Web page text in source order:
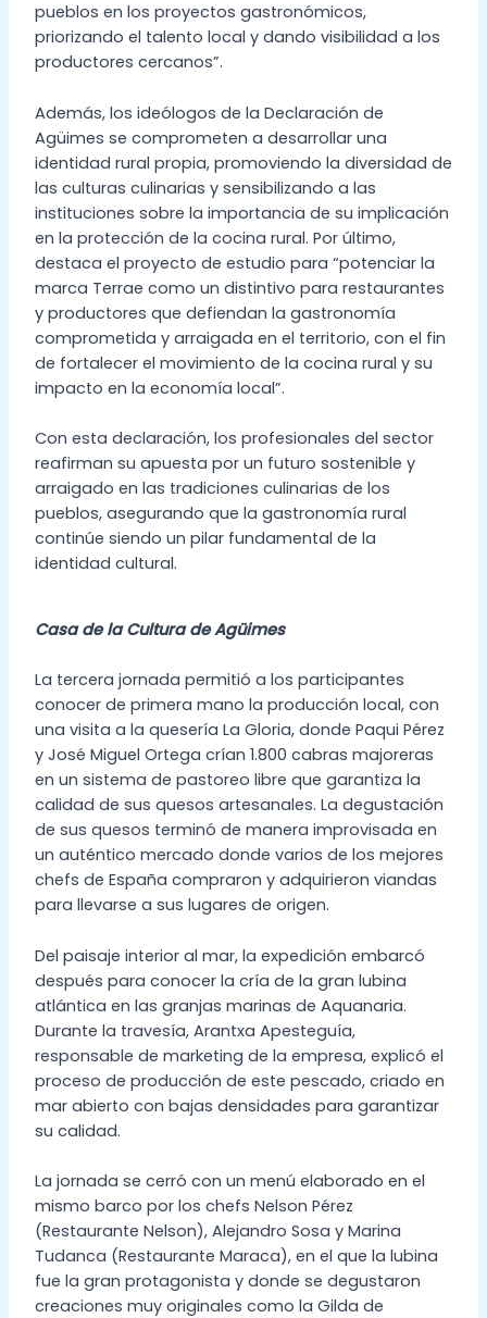
pueblos en los proyectos gastronómicos,
priorizando el talento local y dando visibilidad a los
productores cercanos”.
Además, los ideólogos de la Declaración de
Agüimes se comprometen a desarrollar una
identidad rural propia, promoviendo la diversidad de
las culturas culinarias y sensibilizando a las
instituciones sobre la importancia de su implicación
en la protección de la cocina rural. Por último,
destaca el proyecto de estudio para “potenciar la
marca Terrae como un distintivo para restaurantes
y productores que defiendan la gastronomía
comprometida y arraigada en el territorio, con el fin
de fortalecer el movimiento de la cocina rural y su
impacto en la economía local”.
Con esta declaración, los profesionales del sector
reafirman su apuesta por un futuro sostenible y
arraigado en las tradiciones culinarias de los
pueblos, asegurando que la gastronomía rural
continúe siendo un pilar fundamental de la
identidad cultural.
Casa de la Cultura de Agüimes
La tercera jornada permitió a los participantes
conocer de primera mano la producción local, con
una visita a la quesería La Gloria, donde Paqui Pérez
y José Miguel Ortega crían 1.800 cabras majoreras
en un sistema de pastoreo libre que garantiza la
calidad de sus quesos artesanales. La degustación
de sus quesos terminó de manera improvisada en
un auténtico mercado donde varios de los mejores
chefs de España compraron y adquirieron viandas
para llevarse a sus lugares de origen.
Del paisaje interior al mar, la expedición embarcó
después para conocer la cría de la gran lubina
atlántica en las granjas marinas de Aquanaria.
Durante la travesía, Arantxa Apesteguía,
responsable de marketing de la empresa, explicó el
proceso de producción de este pescado, criado en
mar abierto con bajas densidades para garantizar
su calidad.
La jornada se cerró con un menú elaborado en el
mismo barco por los chefs Nelson Pérez
(Restaurante Nelson), Alejandro Sosa y Marina
Tudanca (Restaurante Maraca), en el que la lubina
fue la gran protagonista y donde se degustaron
creaciones muy originales como la Gilda de